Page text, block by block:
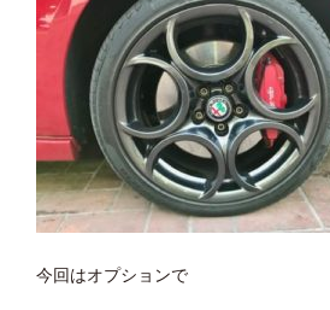
今回はオプションで